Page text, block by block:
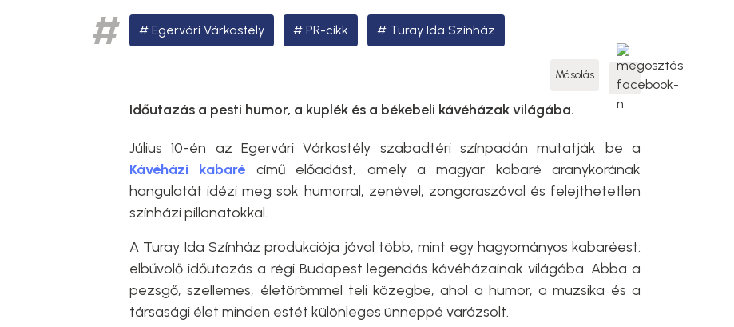
Egervári Várkastély PR-cikk Turay Ida Színház
Másolás
Időutazás a pesti humor, a kuplék és a békebeli kávéházak világába.
Július 10-én az Egervári Várkastély szabadtéri színpadán mutatják be a
Kávéházi kabaré
című előadást, amely a magyar kabaré aranykorának
hangulatát idézi meg sok humorral, zenével, zongoraszóval és felejthetetlen
színházi pillanatokkal.
A Turay Ida Színház produkciója jóval több, mint egy hagyományos kabaréest:
elbűvölő időutazás a régi Budapest legendás kávéházainak világába. Abba a
pezsgő, szellemes, életörömmel teli közegbe, ahol a humor, a muzsika és a
társasági élet minden estét különleges ünneppé varázsolt.